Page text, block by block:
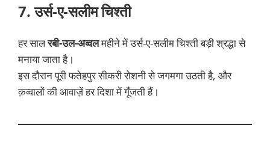
7. उर्स-ए-सलीम चिश्ती
हर सालरबी-उल-अव्वलमहीने में उर्स-ए-सलीम चिश्ती बड़ी श्रद्धा से
मनाया जाता है।
इस दौरान पूरी फतेहपुर सीकरी रोशनी से जगमगा उठती है, और
क़व्वालों की आवाज़ें हर दिशा में गूँजती हैं।